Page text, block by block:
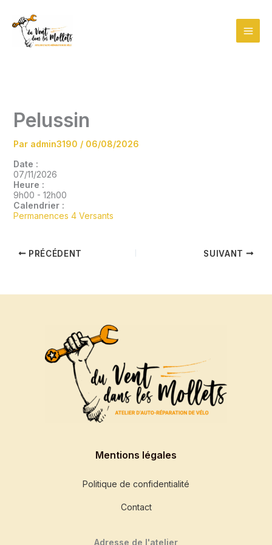
contenu
Pelussin
Par admin3190 / 06/08/2026
Date :
07/11/2026
Heure :
9h00 - 12h00
Calendrier :
Permanences 4 Versants
PRÉCÉDENT SUIVANT
Mentions légales
Politique de confidentialité
Contact
Adresse de l'atelier